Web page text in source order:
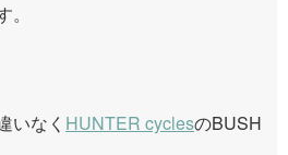
いなく HUNTER cyclesのBUSH